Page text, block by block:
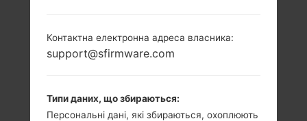
Контактна електронна адреса власника:
support@sfirmware.com
Типи даних, що збираються:
Персональні дані, які збираються, охоплюють